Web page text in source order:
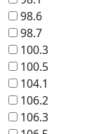
98.6
98.7
100.3
100.5
104.1
106.2
106.3